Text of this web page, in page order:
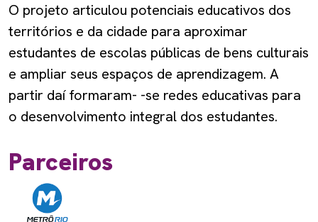
O projeto articulou potenciais educativos dos
territórios e da cidade para aproximar
estudantes de escolas públicas de bens culturais
e ampliar seus espaços de aprendizagem. A
partir daí formaram- -se redes educativas para
o desenvolvimento integral dos estudantes.
Parceiros